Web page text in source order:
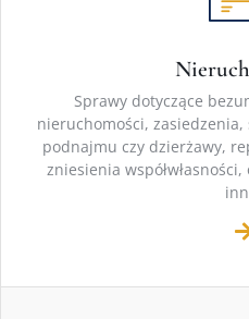
Sprawy dotyczące
nieruchomości,
podnajmu czy dzierżawy,
zniesienia